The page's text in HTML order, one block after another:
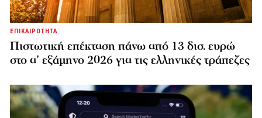
ΕΠΙΚΑΙΡΟΤΗΤΑ
Πιστωτική επέκταση πάνω από 13 δισ. ευρώ
στο α’ εξάμηνο 2026 για τις ελληνικές τράπεζες